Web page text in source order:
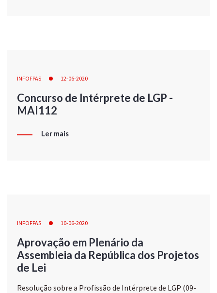
INFOFPAS 12-06-2020
Concurso de Intérprete de LGP -
MAI112
Ler mais
INFOFPAS 10-06-2020
Aprovação em Plenário da
Assembleia da República dos Projetos
de Lei
Resolução sobre a Profissão de Intérprete de LGP (09-